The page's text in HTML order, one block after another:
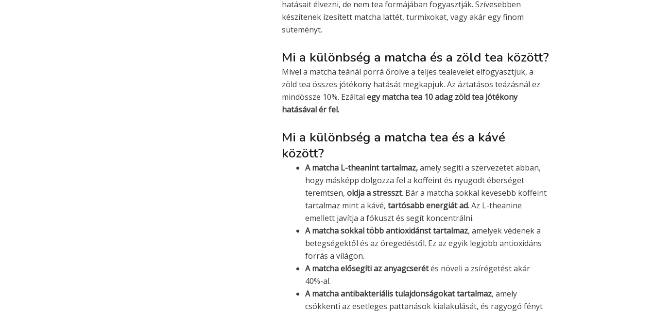
hatásait élvezni, de nem tea formájában fogyasztják. Szívesebben
készítenek ízesített matcha lattét, turmixokat, vagy akár egy finom
süteményt.
Mi a különbség a matcha és a zöld tea között?
Mivel a matcha teánál porrá őrölve a teljes tealevelet elfogyasztjuk, a
zöld tea összes jótékony hatását megkapjuk. Az áztatásos teázásnál ez
mindössze 10%. Ezáltal egy matcha tea 10 adag zöld tea jótékony
hatásával ér fel.
Mi a különbség a matcha tea és a kávé
között?
A matcha L-theanint tartalmaz,amely segíti a szervezetet abban,
hogy másképp dolgozza fel a koffeint és nyugodt éberséget
teremtsen, oldja a stresszt. Bár a matcha sokkal kevesebb koffeint
tartalmaz mint a kávé, tartósabb energiát ad.Az L-theanine
emellett javítja a fókuszt és segít koncentrálni.
A matcha sokkal több antioxidánst tartalmaz, amelyek védenek a
betegségektől és az öregedéstől. Ez az egyik legjobb antioxidáns
forrás a világon.
A matcha elősegíti az anyagcserétés növeli a zsírégetést akár
40%-al.
A matcha antibakteriális tulajdonságokat tartalmaz, amely
csökkenti az esetleges pattanások kialakulását, és ragyogó fényt